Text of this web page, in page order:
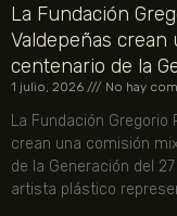
La Fundación
Valdepeñas crean
centenario de la
1 julio, 2026 No hay
La Fundación
crean una comisión
de la Generación del
artista plástico